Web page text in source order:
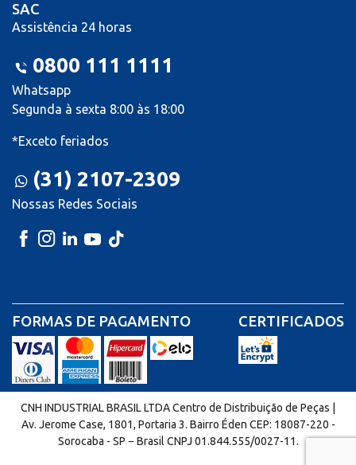
SAC
Assistência 24 horas
0800 111 1111
Whatsapp
Segunda à sexta 8:00 às 18:00
*Exceto feriados
(31) 2107-2309
Nossas Redes Sociais
FORMAS DE PAGAMENTO CERTIFICADOS
CNH INDUSTRIAL BRASIL LTDA Centro de Distribuição de Peças |
Av. Jerome Case, 1801, Portaria 3. Bairro Éden CEP: 18087-220 -
Sorocaba - SP − Brasil CNPJ 01.844.555/0027-11.